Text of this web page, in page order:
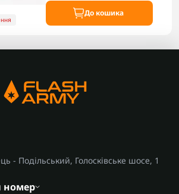
До кошика
- Подільський, Голосківське шосе, 1
номер